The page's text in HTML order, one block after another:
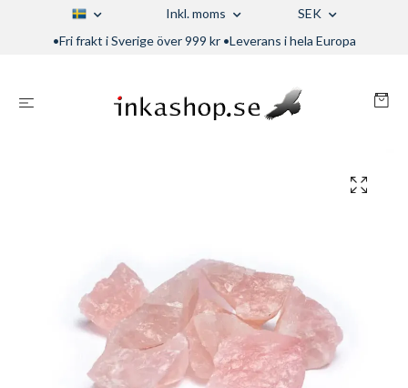
Inkl. moms
SEK
•Fri frakt i Sverige över 999 kr •Leverans i hela Europa